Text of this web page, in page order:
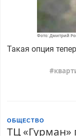
Фото: Дмитрий
Такая опция
ОБЩЕСТВО
ТЦ «Гурман»